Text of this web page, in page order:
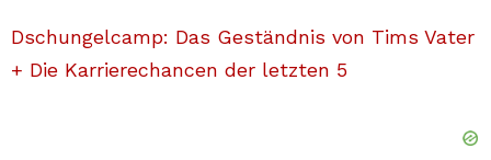
Dschungelcamp: Das Geständnis von Tims Vater
+ Die Karrierechancen der letzten 5